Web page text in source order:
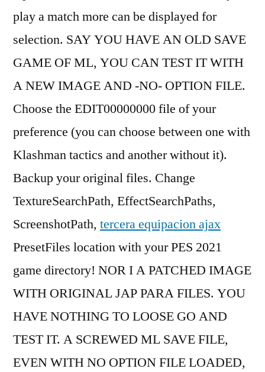
play a match more can be displayed for
selection. SAY YOU HAVE AN OLD SAVE
GAME OF ML, YOU CAN TEST IT WITH
A NEW IMAGE AND -NO- OPTION FILE.
Choose the EDIT00000000 file of your
preference (you can choose between one with
Klashman tactics and another without it).
Backup your original files. Change
TextureSearchPath, EffectSearchPaths,
ScreenshotPath, tercera equipacion ajax
PresetFiles location with your PES 2021
game directory! NOR I A PATCHED IMAGE
WITH ORIGINAL JAP PARA FILES. YOU
HAVE NOTHING TO LOOSE GO AND
TEST IT. A SCREWED ML SAVE FILE,
EVEN WITH NO OPTION FILE LOADED,